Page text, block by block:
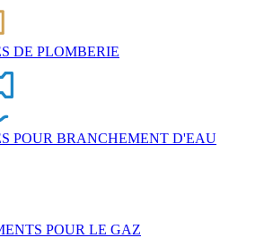
DE PLOMBERIE
POUR BRANCHEMENT D'EAU
POUR LE GAZ